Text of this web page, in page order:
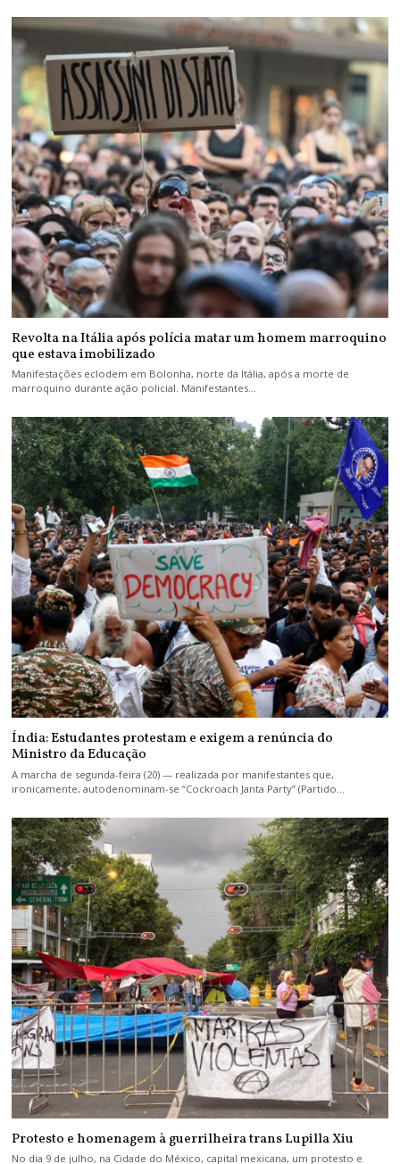
Revolta na Itália após polícia matar um homem marroquino
que estava imobilizado
Manifestações eclodem em Bolonha, norte da Itália, após a morte de
marroquino durante ação policial. Manifestantes…
Índia: Estudantes protestam e exigem a renúncia do
Ministro da Educação
A marcha de segunda-feira (20) — realizada por manifestantes que,
ironicamente, autodenominam-se “Cockroach Janta Party” (Partido…
Protesto e homenagem à guerrilheira trans Lupilla Xiu
No dia 9 de julho, na Cidade do México, capital mexicana, um protesto e